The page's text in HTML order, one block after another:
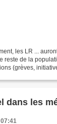
les LR ...
reste de la
(grèves,
dans les